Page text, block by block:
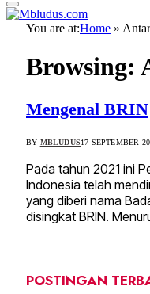
You are at:Home »
Browsing:
Mengenal BRIN
BY MBLUDUS17 SEPTEMBER
Pada tahun 2021 ini
Indonesia telah
yang diberi nama
disingkat BRIN.
POSTINGAN